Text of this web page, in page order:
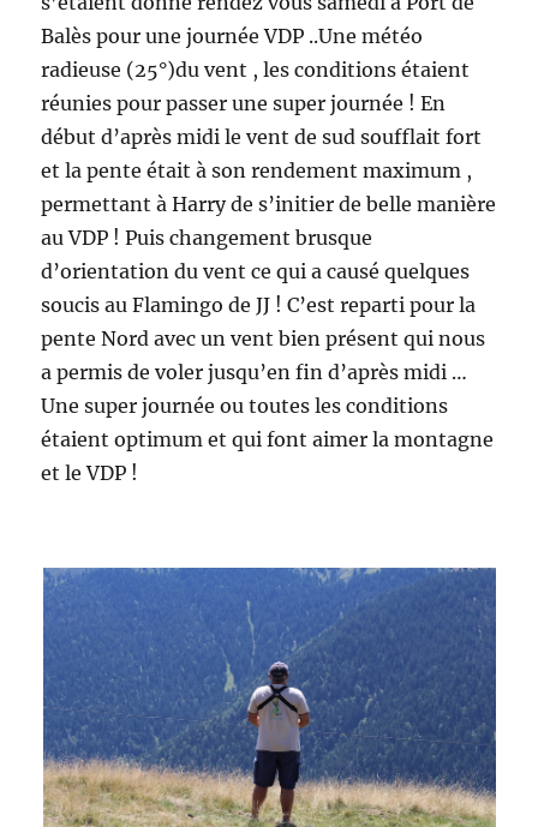
Balès pour une journée VDP ..Une météo
radieuse (25°)du vent , les conditions étaient
réunies pour passer une super journée ! En
début d’après midi le vent de sud soufflait fort
et la pente était à son rendement maximum ,
permettant à Harry de s’initier de belle manière
au VDP ! Puis changement brusque
d’orientation du vent ce qui a causé quelques
soucis au Flamingo de JJ ! C’est reparti pour la
pente Nord avec un vent bien présent qui nous
a permis de voler jusqu’en fin d’après midi …
Une super journée ou toutes les conditions
étaient optimum et qui font aimer la montagne
et le VDP !